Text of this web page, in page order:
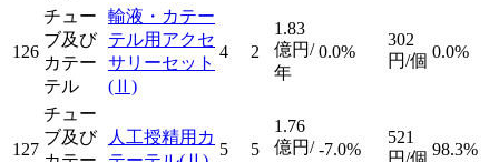
126
チュー
ブ及び
カテー
テル
輸液・カテー
テル用アクセ
サリーセット
(Ⅱ)
4 2
1.83
億円/
年
0.0%
302
円/個 0.0%
127
チュー
ブ及び
人工授精用カ
5 5
1.76
億円/ -7.0%
521
98.3%